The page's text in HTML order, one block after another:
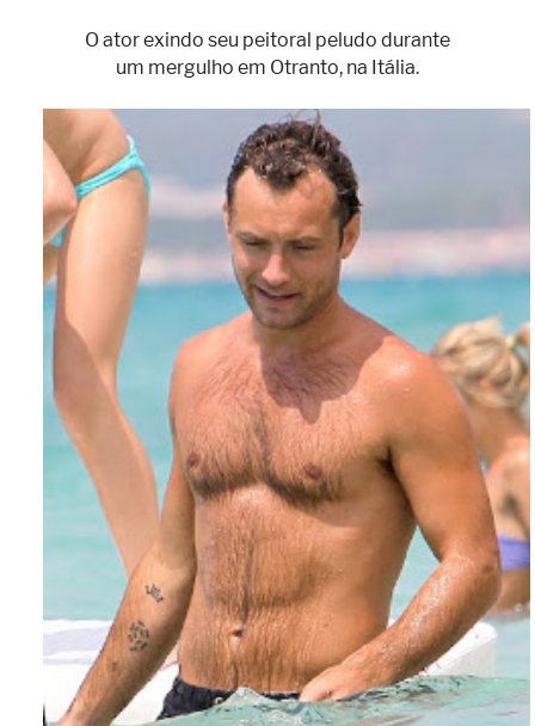
O ator exindo seu peitoral peludo durante
um mergulho em Otranto, na Itália.